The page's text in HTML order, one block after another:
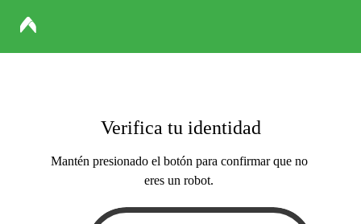
Verifica tu identidad
Mantén presionado el botón para confirmar que no
eres un robot.